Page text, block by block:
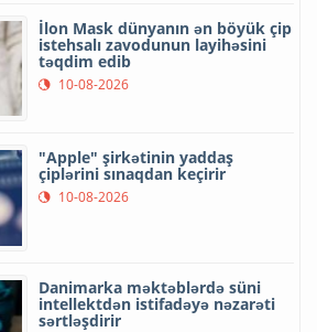
İlon Mask dünyanın ən böyük çip
istehsalı zavodunun layihəsini
təqdim edib
10-08-2026
"Apple" şirkətinin yaddaş
çiplərini sınaqdan keçirir
10-08-2026
Danimarka məktəblərdə süni
intellektdən istifadəyə nəzarəti
sərtləşdirir